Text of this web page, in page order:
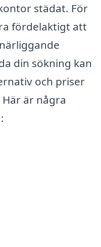
städat. För
fördelaktigt att
din sökning kan
och priser
är några